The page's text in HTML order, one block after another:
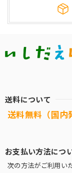
送料について
送料無料（国内
お支払い方法につ
次の方法がご利用い